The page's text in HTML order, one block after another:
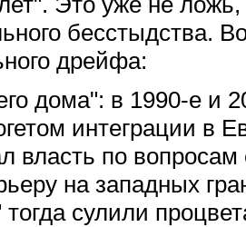
бесстыдства.
дрейфа:
дома": в 1990-е и
интеграции в
власть по
на западных
тогда сулили